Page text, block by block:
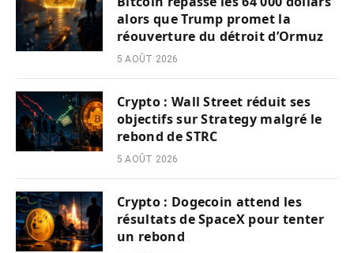
alors que Trump promet la
réouverture du détroit d’Ormuz
5 AOÛT 2026
Crypto : Wall Street réduit ses
objectifs sur Strategy malgré le
rebond de STRC
5 AOÛT 2026
Crypto : Dogecoin attend les
résultats de SpaceX pour tenter
un rebond